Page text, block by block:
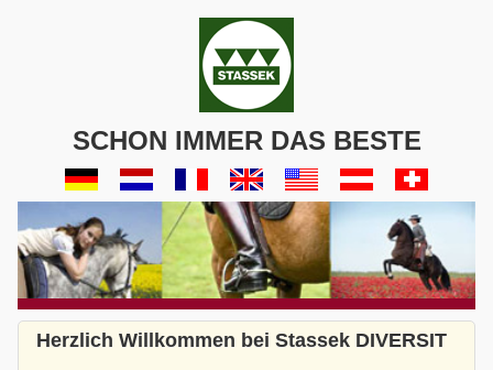
SCHON IMMER DAS BESTE
Herzlich Willkommen bei Stassek DIVERSIT